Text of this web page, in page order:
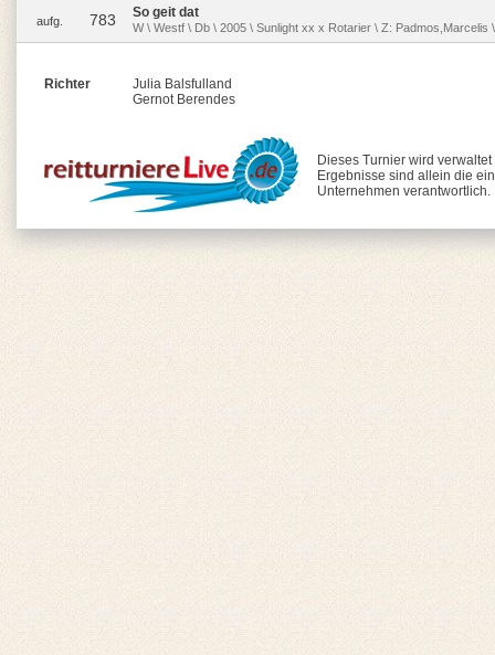
aufg. 783 So geit dat
W \ Westf \ Db \ 2005 \ Sunlight xx x Rotarier \ Z: Padmos,Marcelis
Richter
Julia Balsfulland
Gernot Berendes
Dieses Turnier wird
Ergebnisse sind allein die
Unternehmen verantwortlich.